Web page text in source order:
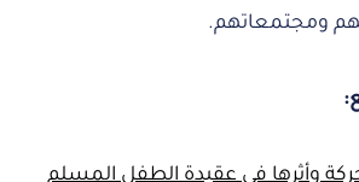
ومجتمعاتهم.
وأثرها في عقيدة الطفل المسلم